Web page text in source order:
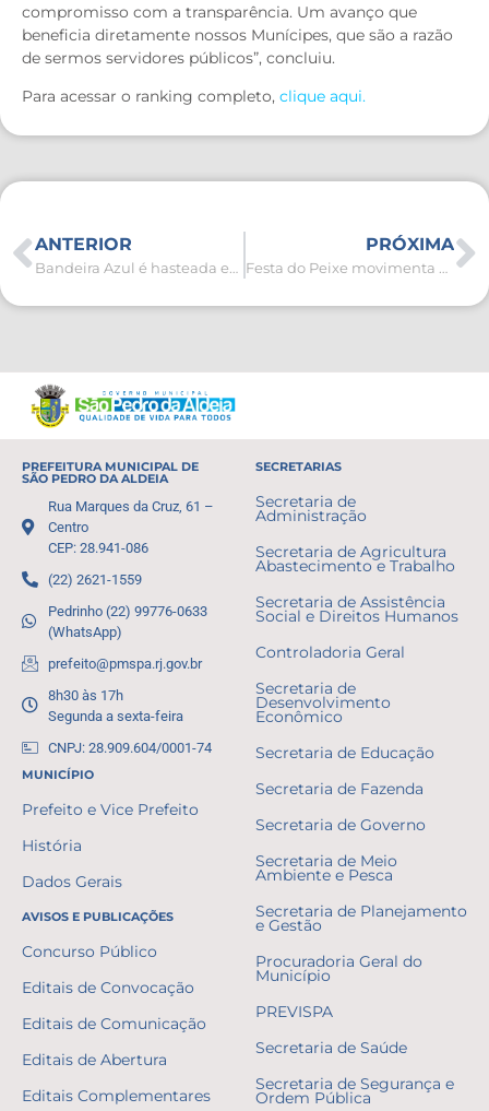
compromisso com a transparência. Um avanço que
beneficia diretamente nossos Munícipes, que são a razão
de sermos servidores públicos”, concluiu.
Para acessar o ranking completo, clique aqui.
ANTERIOR PRÓXIMA
PREFEITURA MUNICIPAL DE
SÃO PEDRO DA ALDEIA
Rua Marques da Cruz, 61 –
Centro
CEP: 28.941-086
(22) 2621-1559
Pedrinho (22) 99776-0633
(WhatsApp)
prefeito@pmspa.rj.gov.br
8h30 às 17h
Segunda a sexta-feira
CNPJ: 28.909.604/0001-74
MUNICÍPIO
Prefeito e Vice Prefeito
História
Dados Gerais
AVISOS E PUBLICAÇÕES
Concurso Público
Editais de Convocação
Editais de Comunicação
Editais de Abertura
Editais Complementares
SECRETARIAS
Secretaria de
Administração
Secretaria de Agricultura
Abastecimento e Trabalho
Secretaria de Assistência
Social e Direitos Humanos
Controladoria Geral
Secretaria de
Desenvolvimento
Econômico
Secretaria de Educação
Secretaria de Fazenda
Secretaria de Governo
Secretaria de Meio
Ambiente e Pesca
Secretaria de Planejamento
e Gestão
Procuradoria Geral do
Município
PREVISPA
Secretaria de Saúde
Secretaria de Segurança e
Ordem Pública